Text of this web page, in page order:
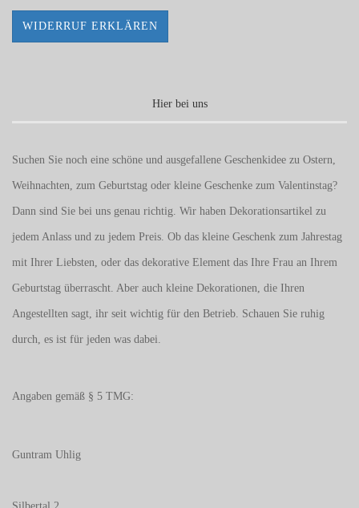
WIDERRUF ERKLÄREN
Hier bei uns
Suchen Sie noch eine schöne und ausgefallene Geschenkidee zu Ostern,
Weihnachten, zum Geburtstag oder kleine Geschenke zum Valentinstag?
Dann sind Sie bei uns genau richtig. Wir haben Dekorationsartikel zu
jedem Anlass und zu jedem Preis. Ob das kleine Geschenk zum Jahrestag
mit Ihrer Liebsten, oder das dekorative Element das Ihre Frau an Ihrem
Geburtstag überrascht. Aber auch kleine Dekorationen, die Ihren
Angestellten sagt, ihr seit wichtig für den Betrieb. Schauen Sie ruhig
durch, es ist für jeden was dabei.
Angaben gemäß § 5 TMG:
Guntram Uhlig